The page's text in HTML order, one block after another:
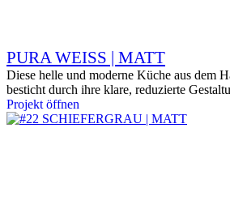
PURA WEISS | MATT
Diese helle und moderne Küche aus dem
besticht durch ihre klare, reduzierte
Projekt öffnen